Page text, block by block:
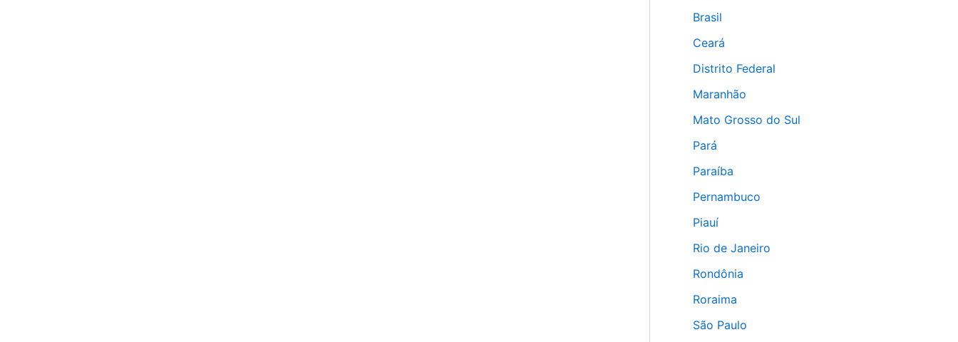
Brasil
Ceará
Distrito Federal
Maranhão
Mato Grosso do Sul
Pará
Paraíba
Pernambuco
Piauí
Rio de Janeiro
Rondônia
Roraima
São Paulo